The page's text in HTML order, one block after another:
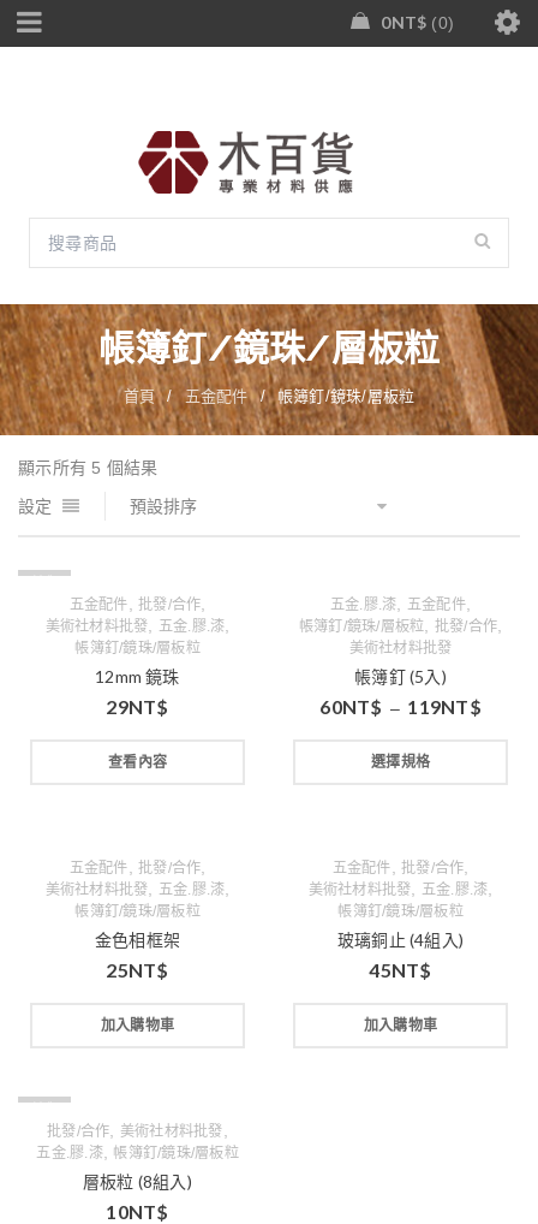
0NT$ 0
帳簿釘/鏡珠/層板粒
首頁 / 五金配件 / 帳簿釘/鏡珠/層板粒
顯示所有 5 個結果
設定
預設排序
五金配件 批發/合作
美術社材料批發 五金.膠.漆
帳簿釘/鏡珠/層板粒
12mm 鏡珠
29NT$
查看內容
五金.膠.漆 五金配件,
帳簿釘/鏡珠/層板粒 批發/合作
美術社材料批發
帳簿釘 (5入)
60NT$ – 119NT$
選擇規格
五金配件 批發/合作
美術社材料批發 五金.膠.漆
帳簿釘/鏡珠/層板粒
金色相框架
25NT$
加入購物車
五金配件 批發/合作
美術社材料批發 五金.膠.漆
帳簿釘/鏡珠/層板粒
玻璃銅止 (4組入)
45NT$
加入購物車
批發/合作 美術社材料批發
五金.膠.漆, 帳簿釘/鏡珠/層板粒
層板粒 (8組入)
10NT$